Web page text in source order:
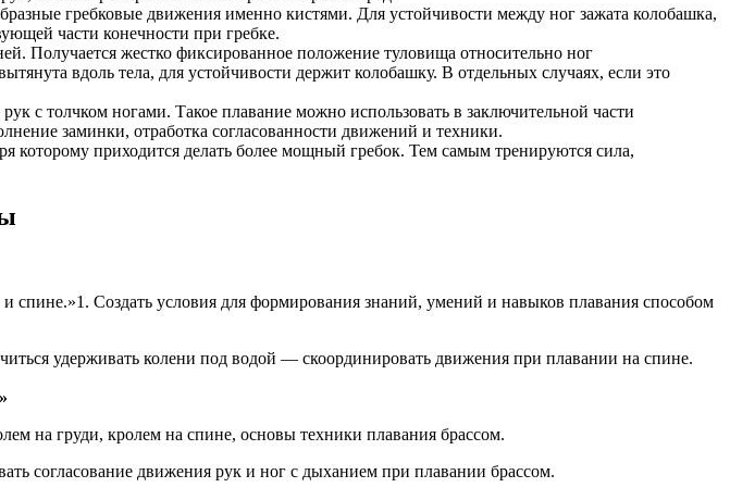
гребковые движения именно кистями. Для устойчивости между ног зажата колобашка,
части конечности при гребке.
Получается жестко фиксированное положение туловища относительно ног
вдоль тела, для устойчивости держит колобашку. В отдельных случаях, если это
с толчком ногами. Такое плавание можно использовать в заключительной части
заминки, отработка согласованности движений и техники.
приходится делать более мощный гребок. Тем самым тренируются сила,
спине.»1. Создать условия для формирования знаний, умений и навыков плавания способом
удерживать колени под водой — скоординировать движения при плавании на спине.
на груди, кролем на спине, основы техники плавания брассом.
согласование движения рук и ног с дыханием при плавании брассом.